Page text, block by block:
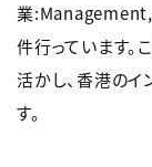
業
件行っています
活かし、香港の
す。